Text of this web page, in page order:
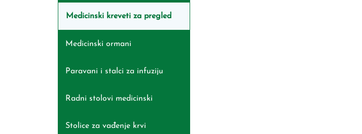
Medicinski kreveti za pregled
Medicinski ormani
Paravani i stalci za infuziju
Radni stolovi medicinski
Stolice za vađenje krvi